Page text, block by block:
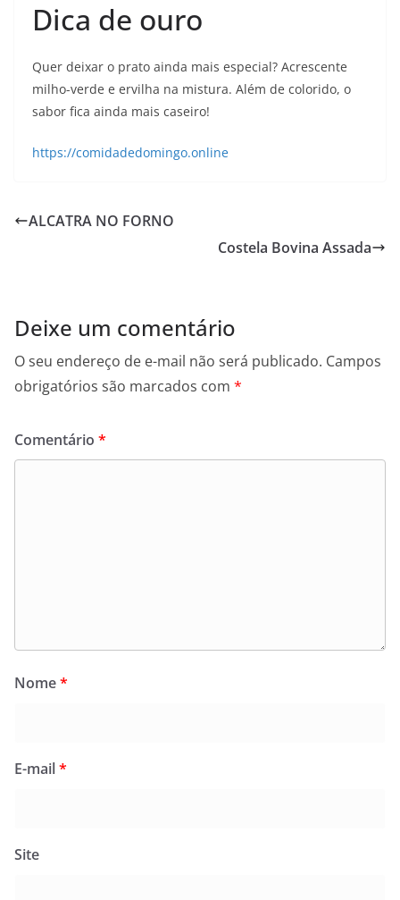
Dica de ouro
Quer deixar o prato ainda mais especial? Acrescente
milho-verde e ervilha na mistura. Além de colorido, o
sabor fica ainda mais caseiro!
https://comidadedomingo.online
ALCATRA NO FORNO
Costela Bovina Assada
Deixe um comentário
O seu endereço de e-mail não será publicado. Campos
obrigatórios são marcados com *
Comentário *
Nome*
E-mail*
Site